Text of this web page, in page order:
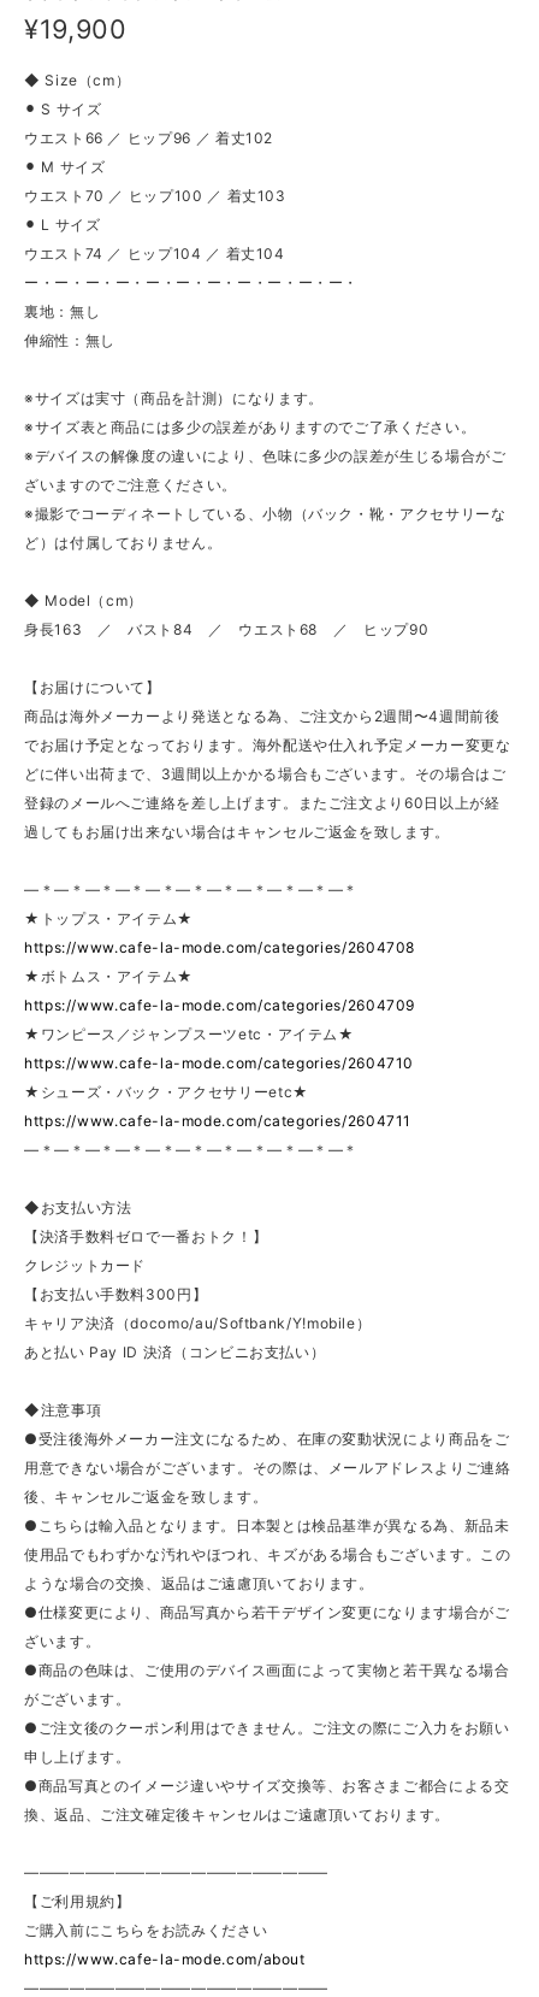
¥19,900
◆ Size（cm）
⚫︎ S サイズ
ウエスト66 ／ ヒップ96 ／ 着丈102
⚫︎ M サイズ
ウエスト70 ／ ヒップ100 ／ 着丈103
⚫︎ L サイズ
ウエスト74 ／ ヒップ104 ／ 着丈104
ー・ー・ー・ー・ー・ー・ー・ー・ー・ー・ー・
裏地：無し
伸縮性：無し
※サイズは実寸（商品を計測）になります。
※サイズ表と商品には多少の誤差がありますのでご了承ください。
※デバイスの解像度の違いにより、色味に多少の誤差が生じる場合がご
ざいますのでご注意ください。
※撮影でコーディネートしている、小物（バック・靴・アクセサリーな
ど）は付属しておりません。
◆ Model（cm）
身長163 ／ バスト84 ／ ウエスト68 ／ ヒップ90
【お届けについて】
商品は海外メーカーより発送となる為、ご注文から2週間〜4週間前後
でお届け予定となっております。海外配送や仕入れ予定メーカー変更な
どに伴い出荷まで、3週間以上かかる場合もございます。その場合はご
登録のメールへご連絡を差し上げます。またご注文より60日以上が経
過してもお届け出来ない場合はキャンセルご返金を致します。
—＊—＊—＊—＊—＊—＊—＊—＊—＊—＊—＊
★トップス・アイテム★
https://www.cafe-la-mode.com/categories/2604708
★ボトムス・アイテム★
https://www.cafe-la-mode.com/categories/2604709
★ワンピース／ジャンプスーツetc・アイテム★
https://www.cafe-la-mode.com/categories/2604710
★シューズ・バック・アクセサリーetc★
https://www.cafe-la-mode.com/categories/2604711
—＊—＊—＊—＊—＊—＊—＊—＊—＊—＊—＊
◆お支払い方法
【決済手数料ゼロで一番おトク！】
クレジットカード
【お支払い手数料300円】
キャリア決済（docomo/au/Softbank/Y!mobile）
あと払い Pay ID 決済（コンビニお支払い）
◆注意事項
●受注後海外メーカー注文になるため、在庫の変動状況により商品をご
用意できない場合がございます。その際は、メールアドレスよりご連絡
後、キャンセルご返金を致します。
●こちらは輸入品となります。日本製とは検品基準が異なる為、新品未
使用品でもわずかな汚れやほつれ、キズがある場合もございます。この
ような場合の交換、返品はご遠慮頂いております。
●仕様変更により、商品写真から若干デザイン変更になります場合がご
ざいます。
●商品の色味は、ご使用のデバイス画面によって実物と若干異なる場合
がございます。
●ご注文後のクーポン利用はできません。ご注文の際にご入力をお願い
申し上げます。
●商品写真とのイメージ違いやサイズ交換等、お客さまご都合による交
換、返品、ご注文確定後キャンセルはご遠慮頂いております。
————————————————————
【ご利用規約】
ご購入前にこちらをお読みください
https://www.cafe-la-mode.com/about
————————————————————